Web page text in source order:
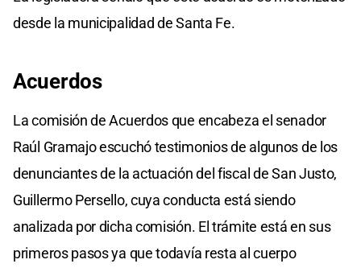
desde la municipalidad de Santa Fe.
Acuerdos
La comisión de Acuerdos que encabeza el senador
Raúl Gramajo escuchó testimonios de algunos de los
denunciantes de la actuación del fiscal de San Justo,
Guillermo Persello, cuya conducta está siendo
analizada por dicha comisión. El trámite está en sus
primeros pasos ya que todavía resta al cuerpo